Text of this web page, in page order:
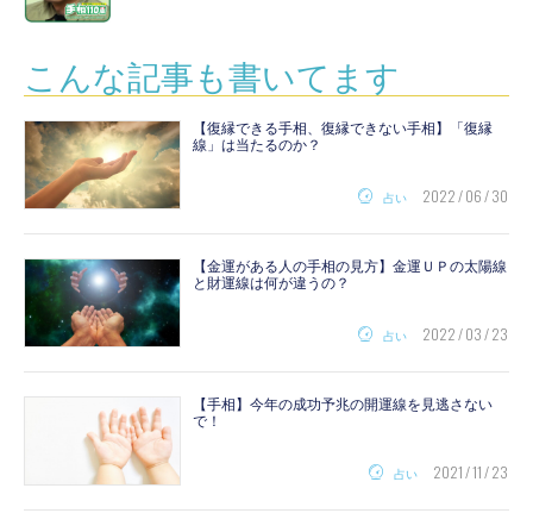
こんな記事も書いてます
【復縁できる手相、復縁できない手相】「復縁
線」は当たるのか？
占い 2022 / 06 / 30
【金運がある人の手相の見方】金運ＵＰの太陽線
と財運線は何が違うの？
占い 2022 / 03 / 23
【手相】今年の成功予兆の開運線を見逃さない
で！
占い 2021 / 11 / 23